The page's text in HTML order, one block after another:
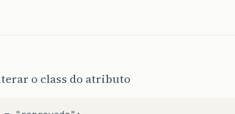
o class do atributo